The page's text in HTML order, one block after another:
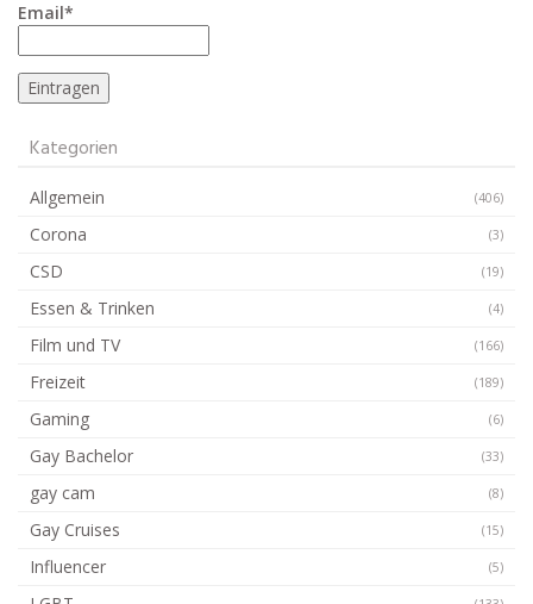
Email*
Kategorien
Allgemein (406)
Corona (3)
CSD (19)
Essen & Trinken (4)
Film und TV (166)
Freizeit (189)
Gaming (6)
Gay Bachelor (33)
gay cam (8)
Gay Cruises (15)
Influencer (5)